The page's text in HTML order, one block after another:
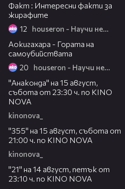
Факт : Интересни факти за
жирафите
12 houseron - Научи нещо ново
Аокигахара - Гората на
самоубийствата
20 houseron - Научи нещо ново
"Анаконда" на 15 август,
събота от 23:30 ч. по KINO
NOVA
kinonova_
"355" на 15 август, събота от
21:00 ч. по KINO NOVA
kinonova_
"21" на 14 август, петък от
23:10 ч. по KINO NOVA